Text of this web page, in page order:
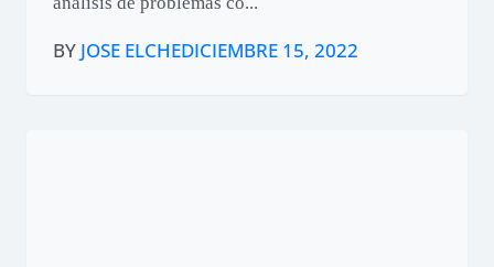
BY JOSE ELCHEDICIEMBRE 15, 2022